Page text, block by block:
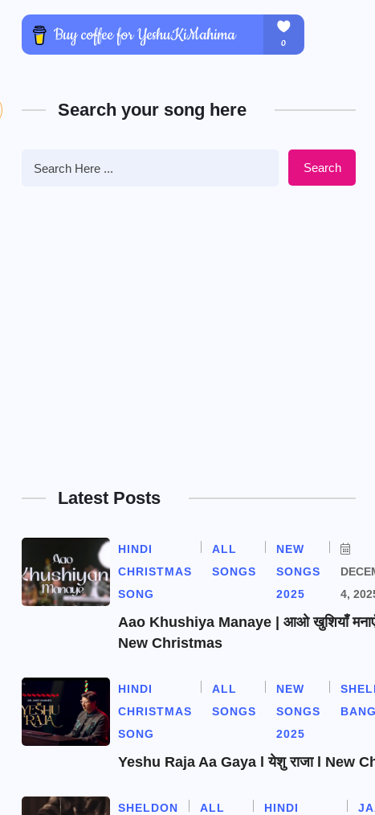
Search your song here
Search
Latest Posts
HINDI
CHRISTMAS
SONG
ALL
SONGS
NEW
SONGS
2025
4,
Aao Khushiya Manaye | आओ खुशियाँ
New Christmas
HINDI
CHRISTMAS
SONG
ALL
SONGS
NEW
SONGS
2025
Yeshu Raja Aa Gaya l येशु राजा l New
SHELDON
ALL
HINDI